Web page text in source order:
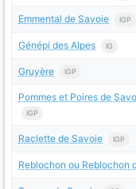
Emmental de Savoie IGP
Génépi des Alpes IG
Gruyère IGP
Pommes et Poires de
IGP
Raclette de Savoie IGP
Reblochon ou Reblochon